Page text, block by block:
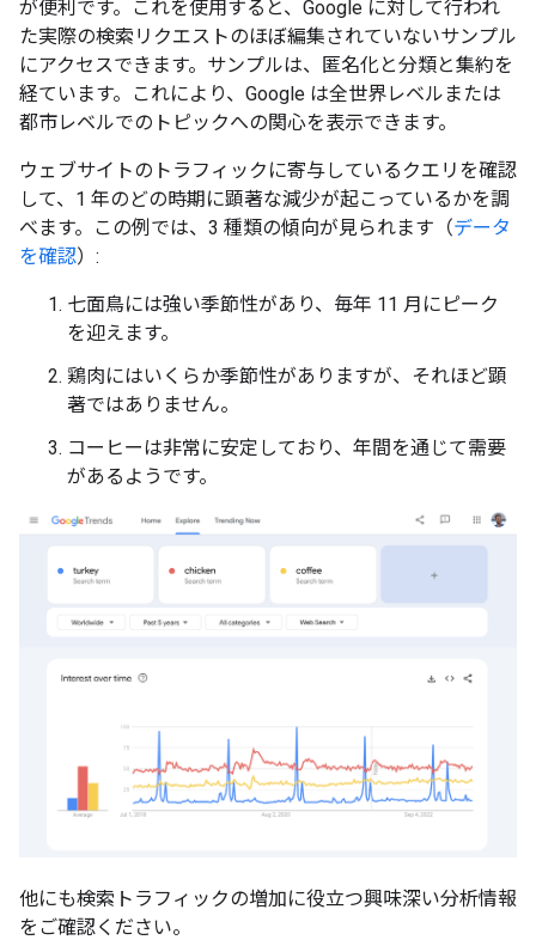
が便利です。これを使用すると、Google に対して行われ
た実際の検索リクエストのほぼ編集されていないサンプル
にアクセスできます。サンプルは、匿名化と分類と集約を
経ています。これにより、Google は全世界レベルまたは
都市レベルでのトピックへの関心を表示できます。
ウェブサイトのトラフィックに寄与しているクエリを確認
して、1 年のどの時期に顕著な減少が起こっているかを調
べます。この例では、3 種類の傾向が見られます（データ
を確認）:
七面鳥には強い季節性があり、毎年 11 月にピーク
を迎えます。
鶏肉にはいくらか季節性がありますが、それほど顕
著ではありません。
コーヒーは非常に安定しており、年間を通じて需要
があるようです。
他にも検索トラフィックの増加に役立つ興味深い分析情報
をご確認ください。